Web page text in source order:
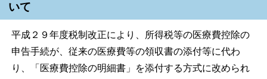
いて
平成２９年度税制改正により、所得税等の医療費控除の
申告手続が、従来の医療費等の領収書の添付等に代わ
り、「医療費控除の明細書」を添付する方式に改められ